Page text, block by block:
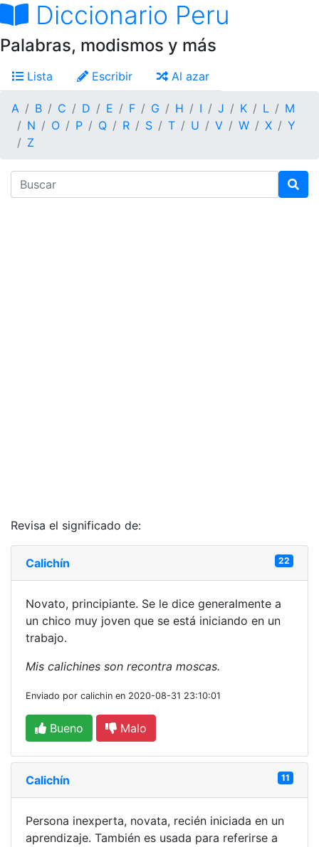
Diccionario Peru
Palabras, modismos y más
Lista Escribir Al azar
A B C D E F G H I J K L
M
N
O P Q R S T U V W X
Y
Z
Revisa el significado de:
Calichín 22
Novato, principiante. Se le dice generalmente a
un chico muy joven que se está iniciando en un
trabajo.
Mis calichines son recontra moscas.
Enviado por calichin en 2020-08-31 23:10:01
Bueno Malo
Calichín 11
Persona inexperta, novata, recién iniciada en un
aprendizaje. También es usada para referirse a